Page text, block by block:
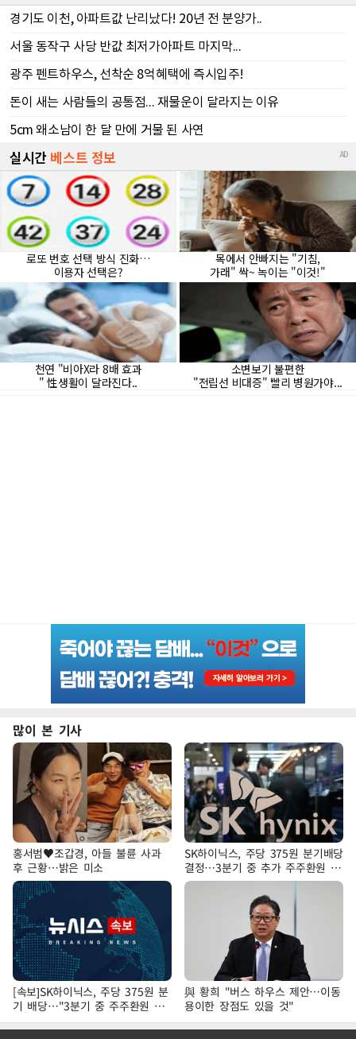
많이 본 기사
홍서범♥조갑경, 아들 불륜 사과
후 근황…밝은 미소
SK하이닉스, 주당 375원 분기배당
결정…3분기 중 추가 주주환원 발
표
[속보]SK하이닉스, 주당 375원 분
기 배당…"3분기 중 주주환원 방
안 확정"
與 황희 "버스 하우스 제안…이동
용이한 장점도 있을 것"